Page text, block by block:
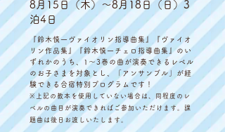
8月15日（木）〜8月18日（日）3
泊4日
『鈴木慎一ヴァイオリン指導曲集』『ヴァイオ
リン作品集』『鈴木慎一チェロ指導曲集』のい
ずれかのうち、1〜3巻の曲が演奏できるレベル
のお子さまを対象とし、「アンサンブル」が経
験できる合宿特別プログラムです！
※上記の教本を使用していない場合は、同程度のレ
ベルの曲目が演奏できればご参加いただけます。課
題曲は後日お渡しいたします。